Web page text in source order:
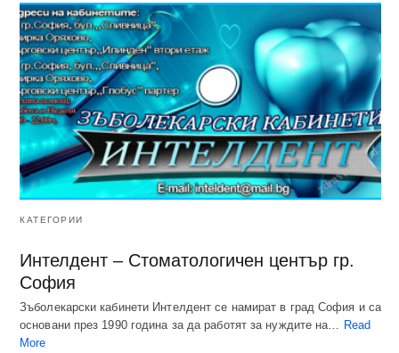
КАТЕГОРИИ
Интелдент – Стоматологичен център гр.
София
Зъболекарски кабинети Интелдент се намират в град София и са
основани през 1990 година за да работят за нуждите на…
Read
More